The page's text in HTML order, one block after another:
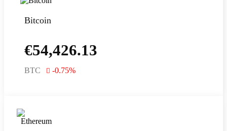
Bitcoin
€54,426.13
BTC -0.75%